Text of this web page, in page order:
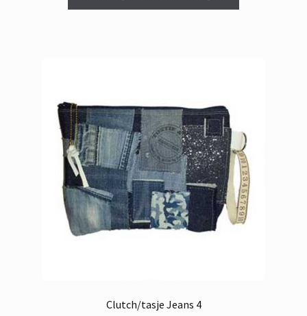
€ 25,00.€ 9,95.
Clutch/tasje Jeans 4